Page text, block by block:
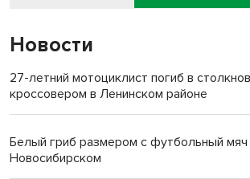
Новости
27-летний мотоциклист погиб в
кроссовером в Ленинском районе
Белый гриб размером с футбольный
Новосибирском